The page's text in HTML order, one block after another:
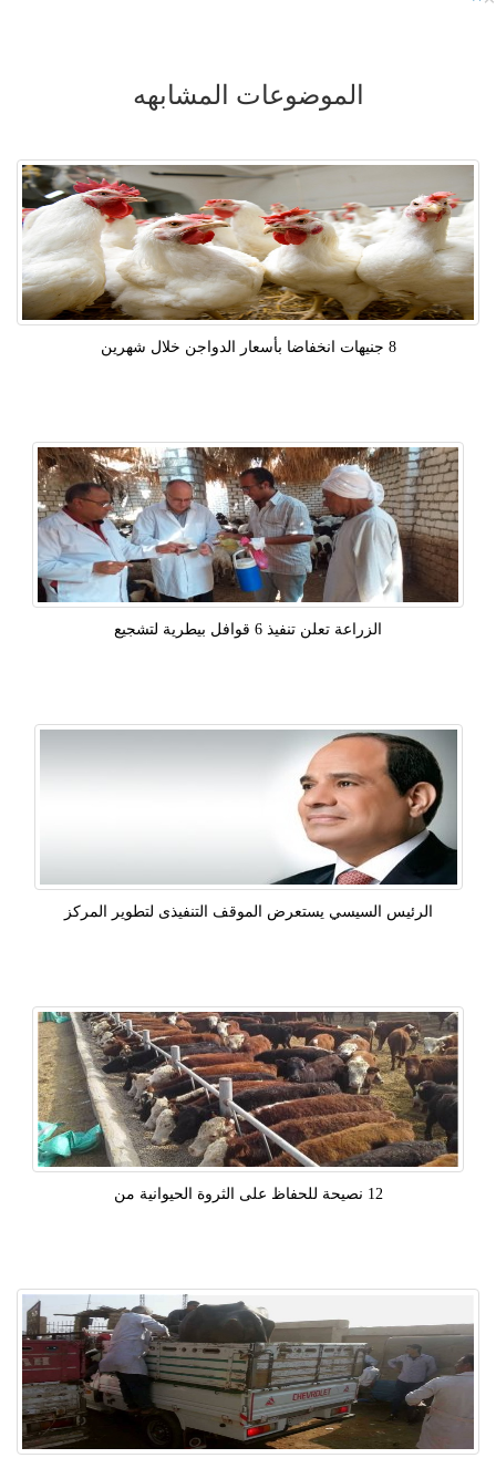
الموضوعات المشابهه
8 جنيهات انخفاضا بأسعار الدواجن خلال شهرين
الزراعة تعلن تنفيذ 6 قوافل بيطرية لتشجيع
الرئيس السيسي يستعرض الموقف التنفيذى لتطوير المركز
12 نصيحة للحفاظ على الثروة الحيوانية من